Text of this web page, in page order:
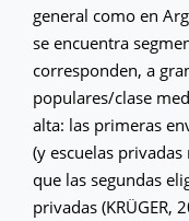
general como en
se encuentra
corresponden, a
populares/clase
alta: las primeras
(y escuelas
que las segundas
privadas (KRÜGER,